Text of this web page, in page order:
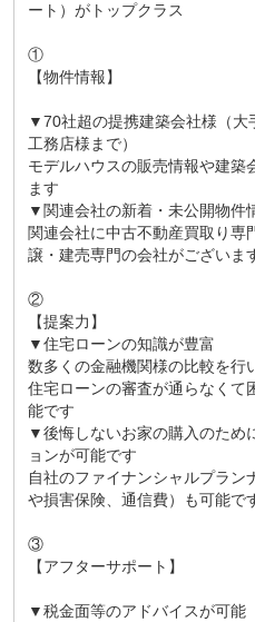
ート）がトップクラス
①
【物件情報】
▼70社超の提携建築会社様（大
工務店様まで）
モデルハウスの販売情報や建築
ます
▼関連会社の新着・未公開物件
関連会社に中古不動産買取り専
譲・建売専門の会社がございま
②
【提案力】
▼住宅ローンの知識が豊富
数多くの金融機関様の比較を行
住宅ローンの審査が通らなくて
能です
▼後悔しないお家の購入のため
ョンが可能です
自社のファイナンシャルプラ
や損害保険、通信費）も可能で
③
【アフターサポート】
▼税金面等のアドバイスが可能